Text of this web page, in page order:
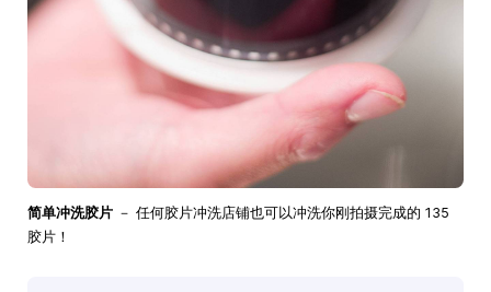
简单冲洗胶片 － 任何胶片冲洗店铺也可以冲洗你刚拍摄完成的 135
胶片！